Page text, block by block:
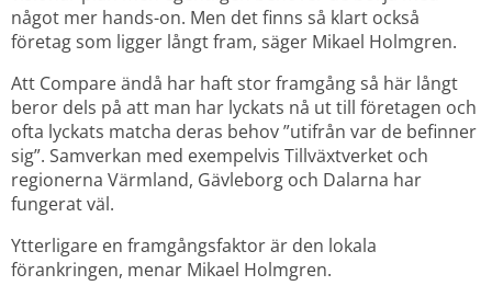
något mer hands-on. Men det finns så klart också
företag som ligger långt fram, säger Mikael Holmgren.
Att Compare ändå har haft stor framgång så här långt
beror dels på att man har lyckats nå ut till företagen och
ofta lyckats matcha deras behov ”utifrån var de befinner
sig”. Samverkan med exempelvis Tillväxtverket och
regionerna Värmland, Gävleborg och Dalarna har
fungerat väl.
Ytterligare en framgångsfaktor är den lokala
förankringen, menar Mikael Holmgren.